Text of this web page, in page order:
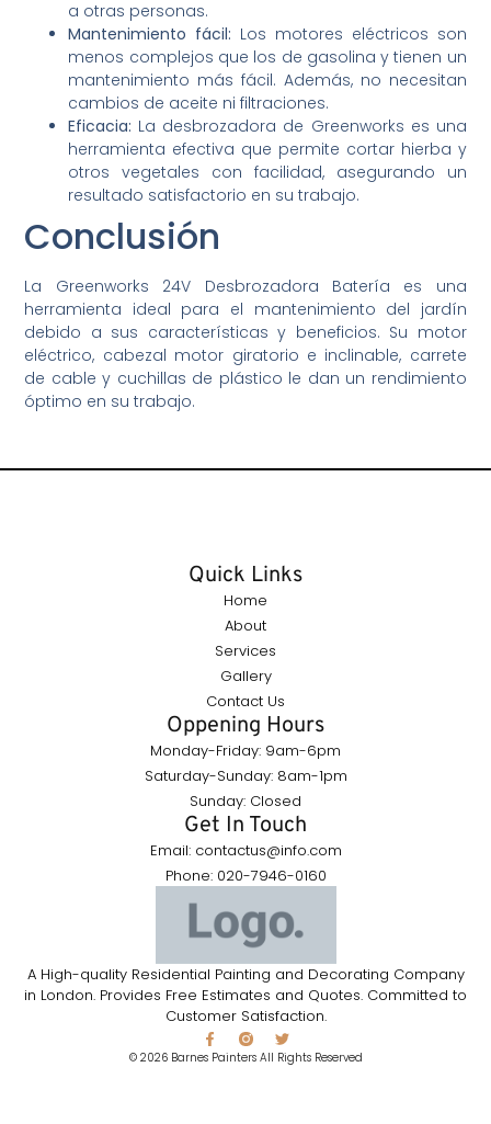
a otras personas.
Mantenimiento fácil: Los motores eléctricos son
menos complejos que los de gasolina y tienen un
mantenimiento más fácil. Además, no necesitan
cambios de aceite ni filtraciones.
Eficacia: La desbrozadora de Greenworks es una
herramienta efectiva que permite cortar hierba y
otros vegetales con facilidad, asegurando un
resultado satisfactorio en su trabajo.
Conclusión
La Greenworks 24V Desbrozadora Batería es una
herramienta ideal para el mantenimiento del jardín
debido a sus características y beneficios. Su motor
eléctrico, cabezal motor giratorio e inclinable, carrete
de cable y cuchillas de plástico le dan un rendimiento
óptimo en su trabajo.
A High-quality Residential Painting and Decorating Company
in London. Provides Free Estimates and Quotes. Committed to
Customer Satisfaction.
© 2026 Barnes Painters All Rights Reserved
Quick Links
Home
About
Services
Gallery
Contact Us
Oppening Hours
Monday-Friday: 9am-6pm
Saturday-Sunday: 8am-1pm
Sunday: Closed
Get In Touch
Email: contactus@info.com
Phone: 020-7946-0160